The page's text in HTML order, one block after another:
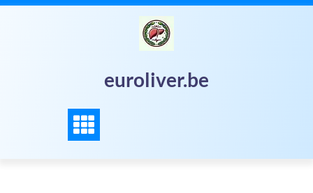
Skip
euroliver.be